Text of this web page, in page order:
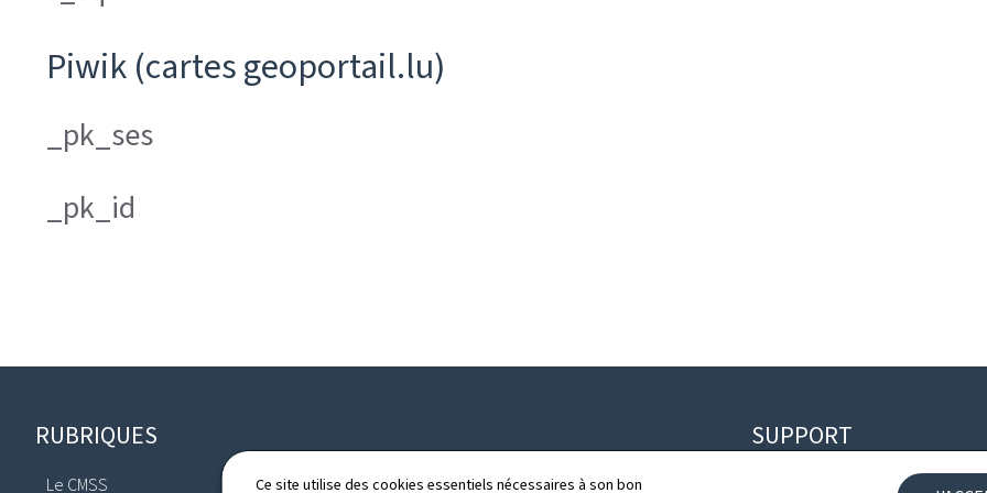
Ce site utilise des cookies essentiels nécessaires à son bon
Piwik (cartes geoportail.lu)
_pk_ses
_pk_id
Pied
de
RUBRIQUES
Le CMSS
SUPPORT